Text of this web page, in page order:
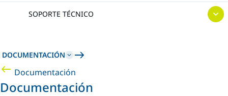
SOPORTE TÉCNICO
DOCUMENTACIÓN
Documentación
Documentación